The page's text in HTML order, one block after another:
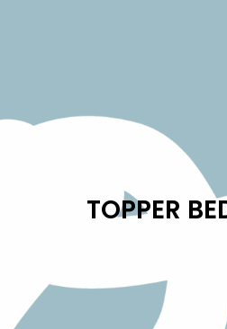
TOPPER